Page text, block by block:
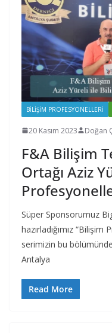
BILIŞIM PROFESYONELLERI
20 Kasım 2023 Doğan
F&A Bilişim
Ortağı Aziz
Süper Sponsorumuz
hazırladığımız
serimizin bu
Antalya
Read More